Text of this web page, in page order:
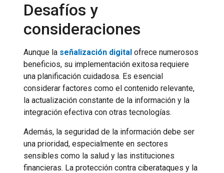
Desafíos y
consideraciones
Aunque la señalización digital ofrece numerosos
beneficios, su implementación exitosa requiere
una planificación cuidadosa. Es esencial
considerar factores como el contenido relevante,
la actualización constante de la información y la
integración efectiva con otras tecnologías.
Además, la seguridad de la información debe ser
una prioridad, especialmente en sectores
sensibles como la salud y las instituciones
financieras. La protección contra ciberataques y la